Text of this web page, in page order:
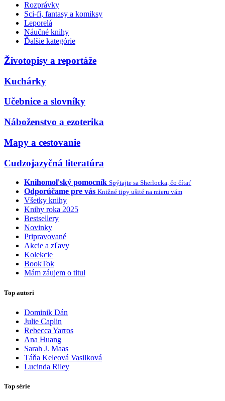
Rozprávky
Sci-fi, fantasy a komiksy
Leporelá
Náučné knihy
Ďalšie kategórie
Životopisy a reportáže
Kuchárky
Učebnice a slovníky
Náboženstvo a ezoterika
Mapy a cestovanie
Cudzojazyčná literatúra
Knihomoľský pomocník Spýtajte sa Sherlocka, čo čítať
Odporúčame pre vás Knižné tipy ušité na mieru vám
Všetky knihy
Knihy roka 2025
Bestsellery
Novinky
Pripravované
Akcie a zľavy
Kolekcie
BookTok
Mám záujem o titul
Top autori
Dominik Dán
Julie Caplin
Rebecca Yarros
Ana Huang
Sarah J. Maas
Táňa Keleová Vasilková
Lucinda Riley
Top série